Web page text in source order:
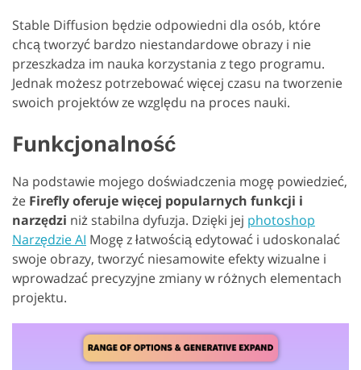
Stable Diffusion będzie odpowiedni dla osób, które
chcą tworzyć bardzo niestandardowe obrazy i nie
przeszkadza im nauka korzystania z tego programu.
Jednak możesz potrzebować więcej czasu na tworzenie
swoich projektów ze względu na proces nauki.
Funkcjonalność
Na podstawie mojego doświadczenia mogę powiedzieć,
że Firefly oferuje więcej popularnych funkcji i
narzędzi niż stabilna dyfuzja. Dzięki jej photoshop
Narzędzie AI Mogę z łatwością edytować i udoskonalać
swoje obrazy, tworzyć niesamowite efekty wizualne i
wprowadzać precyzyjne zmiany w różnych elementach
projektu.